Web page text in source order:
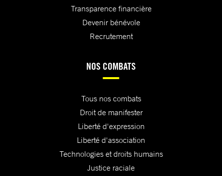
Transparence financière
Devenir bénévole
Recrutement
NOS COMBATS
Tous nos combats
Droit de manifester
Liberté d'expression
Liberté d'association
Technologies et droits humains
Justice raciale